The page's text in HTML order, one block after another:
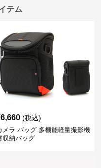
テム
6,660 (税込)
メラ バッグ 多機能軽量撮影機
収納バッグ